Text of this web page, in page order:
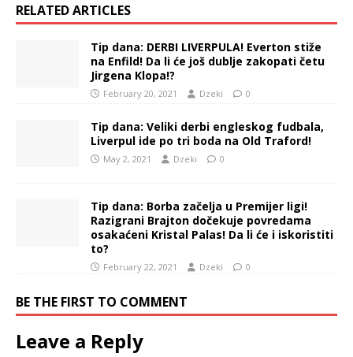
RELATED ARTICLES
Tip dana: DERBI LIVERPULA! Everton stiže
na Enfild! Da li će još dublje zakopati četu
Jirgena Klopa!?
February 20, 2021 Dzeki 0
Tip dana: Veliki derbi engleskog fudbala,
Liverpul ide po tri boda na Old Traford!
May 2, 2021 Dzeki 0
Tip dana: Borba začelja u Premijer ligi!
Razigrani Brajton dočekuje povredama
osakaćeni Kristal Palas! Da li će i iskoristiti
to?
February 22, 2021 Dzeki 0
BE THE FIRST TO COMMENT
Leave a Reply